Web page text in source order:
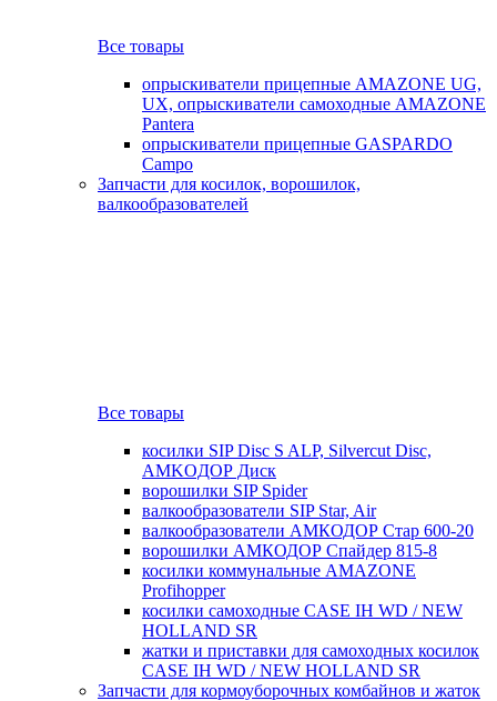
Все товары
опрыскиватели прицепные AMAZONE UG,
UX, опрыскиватели самоходные AMAZONE
Pantera
опрыскиватели прицепные GASPARDO
Campo
Запчасти для косилок, ворошилок,
валкообразователей
Все товары
косилки SIP Disc S ALP, Silvercut Disc,
AMKOДОР Диск
ворошилки SIP Spider
валкообразователи SIP Star, Air
валкообразователи АМКОДОР Стар 600-20
ворошилки АМКОДОР Спайдер 815-8
косилки коммунальные AMAZONE
Profihopper
косилки самоходные CASE IH WD / NEW
HOLLAND SR
жатки и приставки для самоходных косилок
CASE IH WD / NEW HOLLAND SR
Запчасти для кормоуборочных комбайнов и жаток